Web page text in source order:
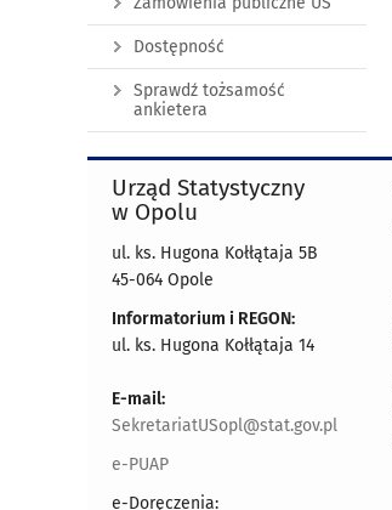
Dostępność
Sprawdź tożsamość
ankietera
Urząd Statystyczny
w Opolu
ul. ks. Hugona Kołłątaja 5B
45-064 Opole
Informatorium i REGON:
ul. ks. Hugona Kołłątaja 14
E-mail:
SekretariatUSopl@stat.gov.pl
e-PUAP
e-Doręczenia: